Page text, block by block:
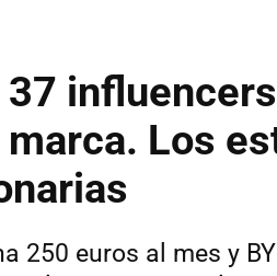
37
marca. Los
250 euros al mes y